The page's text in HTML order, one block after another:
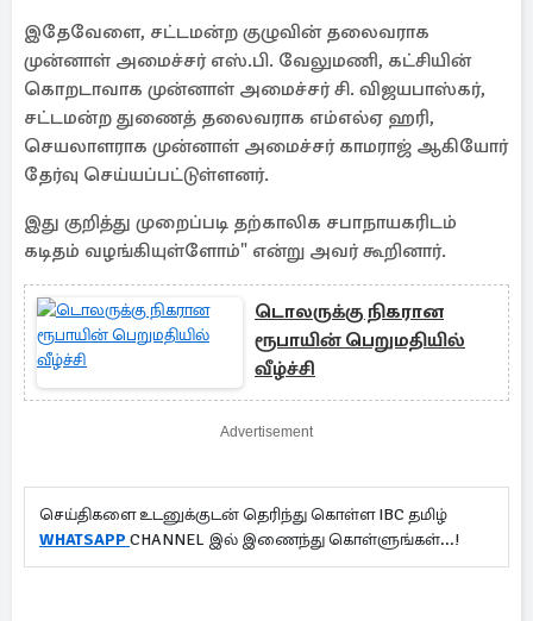
இதேவேளை, சட்டமன்ற குழுவின் தலைவராக
முன்னாள் அமைச்சர் எஸ்.பி. வேலுமணி, கட்சியின்
கொறடாவாக முன்னாள் அமைச்சர் சி. விஜயபாஸ்கர்,
சட்டமன்ற துணைத் தலைவராக எம்எல்ஏ ஹரி,
செயலாளராக முன்னாள் அமைச்சர் காமராஜ் ஆகியோர்
தேர்வு செய்யப்பட்டுள்ளனர்.
இது குறித்து முறைப்படி தற்காலிக சபாநாயகரிடம்
கடிதம் வழங்கியுள்ளோம்" என்று அவர் கூறினார்.
டொலருக்கு நிகரான
ரூபாயின் பெறுமதியில்
வீழ்ச்சி
Advertisement
செய்திகளை உடனுக்குடன் தெரிந்து கொள்ள IBC தமிழ்
WHATSAPP CHANNEL இல் இணைந்து கொள்ளுங்கள்...!